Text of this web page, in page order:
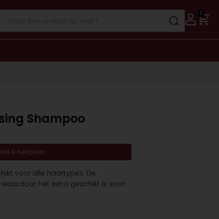
0
Shampoo
& bespaar
voor alle haartypes. De
het extra geschikt is voor